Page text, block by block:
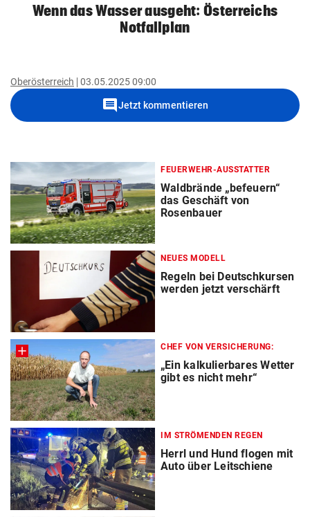
Wenn das Wasser ausgeht: Österreichs
Notfallplan
Oberösterreich 03.05.2025 09:00
commentJetzt kommentieren
FEUERWEHR-AUSSTATTER
Waldbrände „befeuern“
das Geschäft von
Rosenbauer
NEUES MODELL
Regeln bei Deutschkursen
werden jetzt verschärft
CHEF VON VERSICHERUNG:
„Ein kalkulierbares Wetter
gibt es nicht mehr“
IM STRÖMENDEN REGEN
Herrl und Hund flogen mit
Auto über Leitschiene